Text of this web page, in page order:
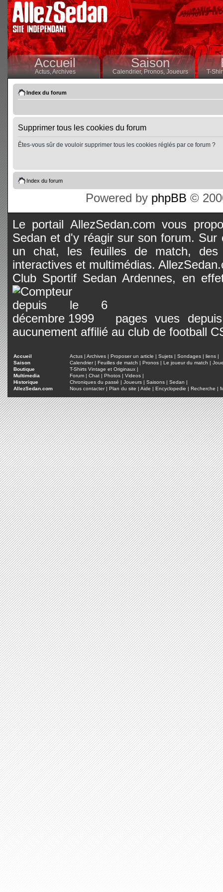
Accueil
Actus,Archives
Saison
Calendrier,Pronos, Joueurs T-
Index du forum
Supprimer tous les cookies du forum
Êtes-vous sûr de vouloir supprimer tous les cookies réglés par ce forum ?
Index du forum
Powered by phpBB ©
Le portail AllezSedan.com vous
Sedan et d'y réagir sur son forum.
un chat, les feuilles de match, des
interactives et multimédias.
Club Sportif Sedan Ardennes, en
pages vues
aucunement affilié au club de football
Accueil Actus | Archives | Proposer un article | Sujets | Sondages | liens |
Saison
Calendrier| Feuilles de match | Pronos | Le joueur du match |
Boutique
T-Shirts Vintage et Originaux |
Multimedia
Forum | Chat | Photos | Videos |
Historique
Chroniques du passé | Joueurs | Saisons | Sedan |
AllezSedan.com
Nous contacter| Plan du site | Aide | Encyclopedie | Recherche |